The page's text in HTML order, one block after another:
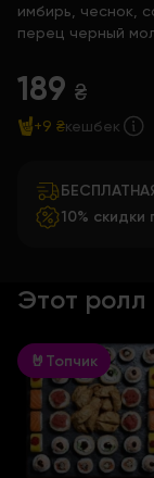
имбирь, чеснок,
перец черный
189 ₴
+9 ₴кешбек
10%
Этот ролл
🤘Топчик